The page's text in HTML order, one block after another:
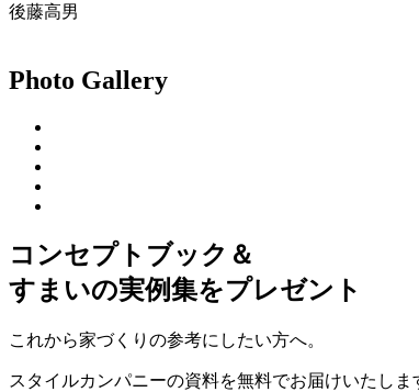
後藤高男
Photo Gallery
コンセプトブック＆
すまいの実例集をプレゼント
これから家づくりの参考にしたい方へ。
スタイルカンパニーの資料を無料でお届けいたしま